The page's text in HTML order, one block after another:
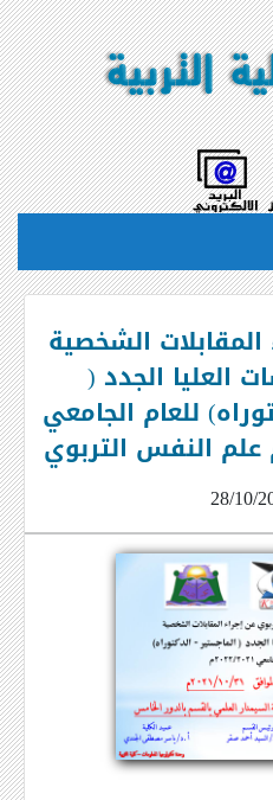
المقابلات الشخصية
العليا الجدد (
للعام الجامعي
28/10/